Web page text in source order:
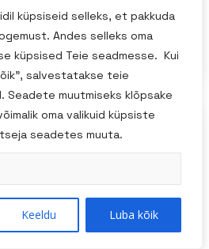
küpsiseid selleks, et pakkuda
Andes selleks oma
küpsised Teie seadmesse. Kui
salvestatakse teie
Seadete muutmiseks klõpsake
oma valikuid küpsiste
seadetes muuta.
Keeldu Luba kõik
basiiliku
tomatikaste
500g